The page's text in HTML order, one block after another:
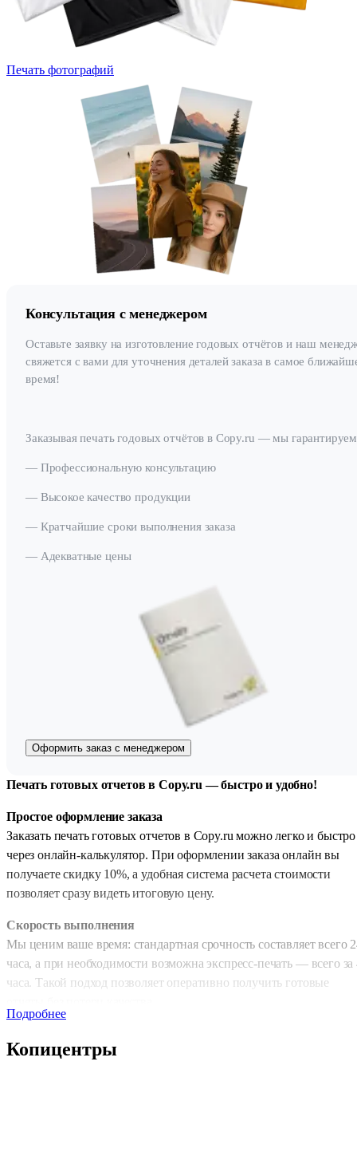
Печать фотографий
Консультация с менеджером
Оставьте заявку на изготовление годовых отчётов и наш
свяжется с вами для уточнения деталей заказа в самое
время!
Заказывая печать годовых отчётов в Copy.ru — мы
— Профессиональную консультацию
— Высокое качество продукции
— Кратчайшие сроки выполнения заказа
— Адекватные цены
Оформить заказ с менеджером
Печать готовых отчетов в Copy.ru — быстро и удобно!
Простое оформление заказа
Заказать печать готовых отчетов в Copy.ru можно легко и быстро
через онлайн-калькулятор. При оформлении заказа онлайн вы
получаете скидку 10%, а удобная система расчета стоимости
позволяет сразу видеть итоговую цену.
Скорость выполнения
Мы ценим ваше время: стандартная срочность составляет всего
часа, а при необходимости возможна экспресс-печать — всего за
часа. Такой подход позволяет оперативно получить готовые
Для экономичного варианта доступна черно-белая печать,
Подробнее
Копицентры